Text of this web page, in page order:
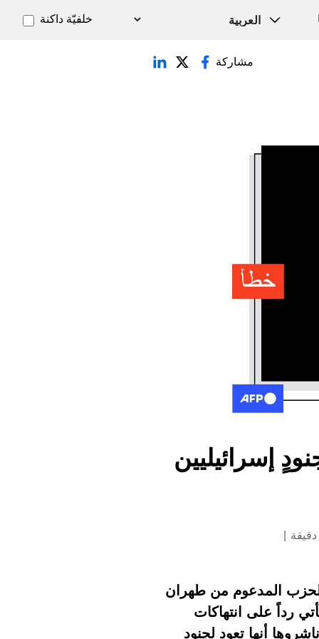
خلفيّة داكنة
مشاركة
إسرائيليين
يواصل الحزب المدعوم من طهران
رداً على انتهاكات
أنها تعود لجنود